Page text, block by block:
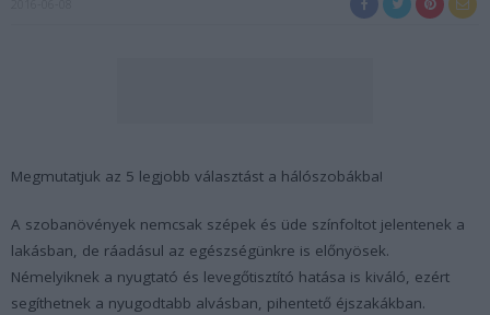
Megmutatjuk az 5 legjobb választást a hálószobákba!
A szobanövények nemcsak szépek és üde színfoltot jelentenek a
lakásban, de ráadásul az egészségünkre is előnyösek.
Némelyiknek a nyugtató és levegőtisztító hatása is kiváló, ezért
segíthetnek a nyugodtabb alvásban, pihentető éjszakákban.